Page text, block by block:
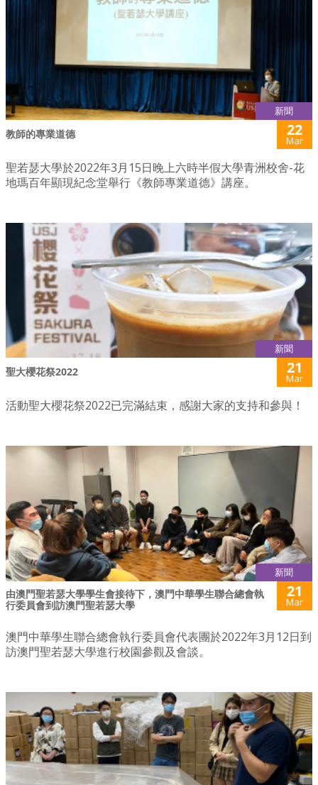
新聞
教師的專業道德 22
Mar
聖若瑟大學於2022年3月15日晚上六時半假大學青洲校舍-花
地瑪百年顯現紀念堂舉行《教師專業道德》講座。
新聞
聖大櫻花祭2022 21
Mar
活動聖大櫻花祭2022已完滿結束，感謝大家的支持和參與！
新聞
由澳門聖若瑟大學學生會接待下，澳門中華學生聯合總會執
行委員會到訪澳門聖若瑟大學
21
Mar
澳門中華學生聯合總會執行委員會代表團於2022年3月12日到
訪澳門聖若瑟大學進行校園參觀及會談。